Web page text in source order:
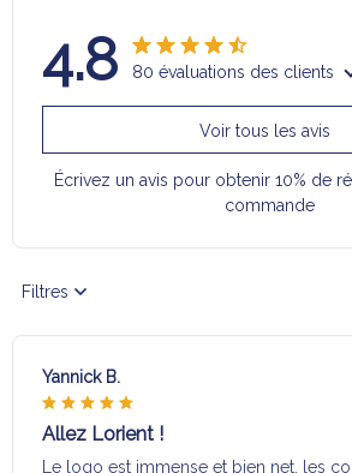
4.8 80 évaluations des clients
Voir tous les avis
Écrivez un avis pour obtenir 10% de
commande
Filtres
Yannick B.
Allez Lorient !
Le logo est immense et bien net, les